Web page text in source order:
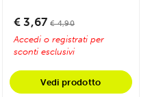
senza...
€ 3,67 € 4,90
Accedi o registrati per
sconti esclusivi
Vedi prodotto